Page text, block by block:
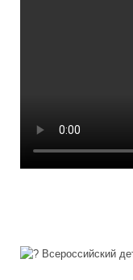
Всероссийский